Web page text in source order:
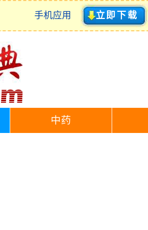
手机应用 立即下载
中药